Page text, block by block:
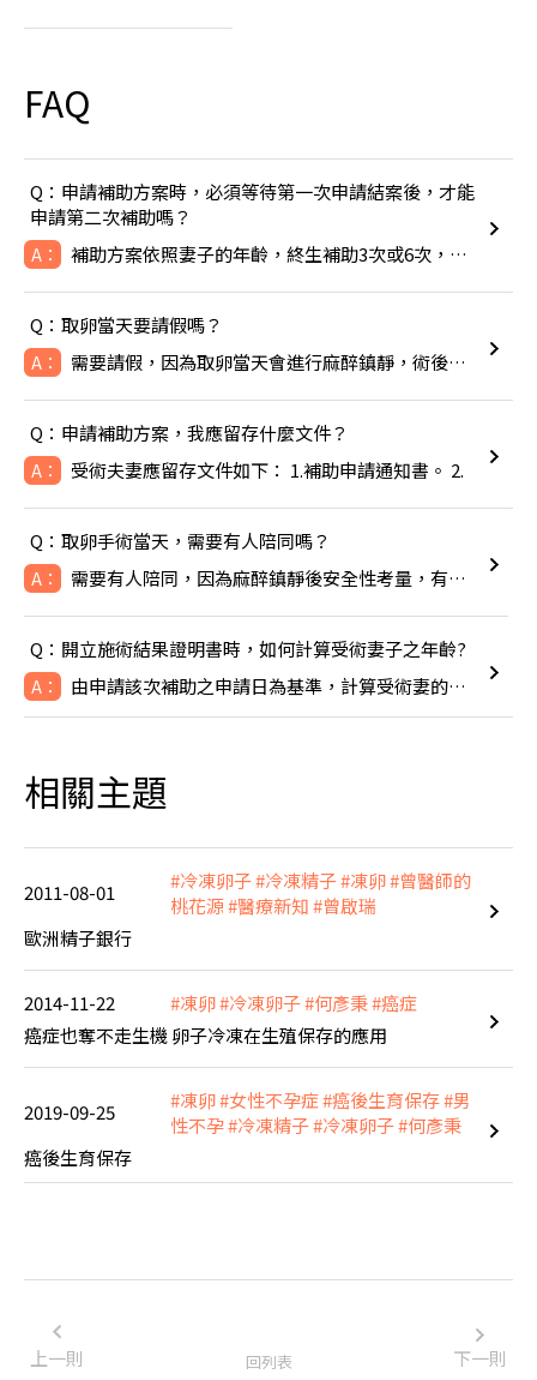
FAQ
Q：申請補助方案時，必須等待第一次申請結案後，才能
申請第二次補助嗎？
A： 補助方案依照妻子的年齡，終生補助3次或6次，除非成功生下寶寶
Q：取卵當天要請假嗎？
A： 需要請假，因為取卵當天會進行麻醉鎮靜，術後可能會感到頭暈噁心
Q：申請補助方案，我應留存什麼文件？
A： 受術夫妻應留存文件如下： 1.補助申請通知書。 2.
Q：取卵手術當天，需要有人陪同嗎？
A： 需要有人陪同，因為麻醉鎮靜後安全性考量，有人陪同比較安全。
Q：開立施術結果證明書時，如何計算受術妻子之年齡?
A： 由申請該次補助之申請日為基準，計算受術妻的年齡，即TFC於線
相關主題
2011-08-01 #冷凍卵子#冷凍精子#凍卵#曾醫師的
桃花源#醫療新知 #曾啟瑞
歐洲精子銀行
2014-11-22 #凍卵#冷凍卵子#何彥秉#癌症
癌症也奪不走生機 卵子冷凍在生殖保存的應用
2019-09-25 #凍卵#女性不孕症#癌後生育保存#男
性不孕#冷凍精子#冷凍卵子#何彥秉
癌後生育保存
上一則 回列表 下一則